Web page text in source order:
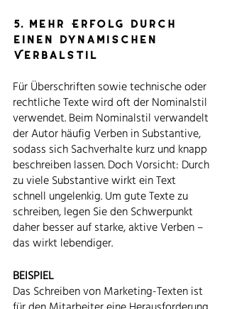
5. Mehr Erfolg durch
einen dynamischen
Verbalstil
Für Überschriften sowie technische oder
rechtliche Texte wird oft der Nominalstil
verwendet. Beim Nominalstil verwandelt
der Autor häufig Verben in Substantive,
sodass sich Sachverhalte kurz und knapp
beschreiben lassen. Doch Vorsicht: Durch
zu viele Substantive wirkt ein Text
schnell ungelenkig. Um gute Texte zu
schreiben, legen Sie den Schwerpunkt
daher besser auf starke, aktive Verben –
das wirkt lebendiger.
BEISPIEL
Das Schreiben von Marketing-Texten ist